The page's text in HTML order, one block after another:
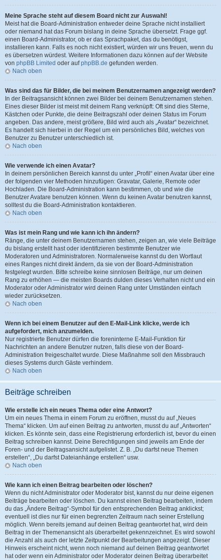
Meine Sprache steht auf diesem Board nicht zur Auswahl!
Meist hat die Board-Administration entweder deine Sprache nicht installiert
oder niemand hat das Forum bislang in deine Sprache übersetzt. Frage ggf.
einen Board-Administrator, ob er das Sprachpaket, das du benötigst,
installieren kann. Falls es noch nicht existiert, würden wir uns freuen, wenn du
es übersetzen würdest. Weitere Informationen dazu können auf der Website
von phpBB Limited oder aufphpBB.de gefunden werden.
Nach oben
Was sind das für Bilder, die bei meinem Benutzernamen angezeigt werden?
In der Beitragsansicht können zwei Bilder bei deinem Benutzernamen stehen.
Eines dieser Bilder ist meist mit deinem Rang verknüpft: Oft sind dies Sterne,
Kästchen oder Punkte, die deine Beitragszahl oder deinen Status im Forum
angeben. Das andere, meist größere, Bild wird auch als „Avatar“ bezeichnet.
Es handelt sich hierbei in der Regel um ein persönliches Bild, welches von
Benutzer zu Benutzer unterschiedlich ist.
Nach oben
Wie verwende ich einen Avatar?
In deinem persönlichen Bereich kannst du unter „Profil“ einen Avatar über eine
der folgenden vier Methoden hinzufügen: Gravatar, Galerie, Remote oder
Hochladen. Die Board-Administration kann bestimmen, ob und wie die
Benutzer Avatare benutzen können. Wenn du keinen Avatar benutzen kannst,
solltest du die Board-Administration kontaktieren.
Nach oben
Was ist mein Rang und wie kann ich ihn ändern?
Ränge, die unter deinem Benutzernamen stehen, zeigen an, wie viele Beiträge
du bislang erstellt hast oder identifizieren bestimmte Benutzer wie
Moderatoren und Administratoren. Normalerweise kannst du den Wortlaut
eines Ranges nicht direkt ändern, da sie von der Board-Administration
festgelegt wurden. Bitte schreibe keine sinnlosen Beiträge, nur um deinen
Rang zu erhöhen — die meisten Boards dulden dieses Verhalten nicht und ein
Moderator oder Administrator wird deinen Rang unter Umständen einfach
wieder zurücksetzen.
Nach oben
Wenn ich bei einem Benutzer auf den E-Mail-Link klicke, werde ich
aufgefordert, mich anzumelden.
Nur registrierte Benutzer dürfen die foreninterne E-Mail-Funktion für
Nachrichten an andere Benutzer nutzen, falls diese von der Board-
Administration freigeschaltet wurde. Diese Maßnahme soll den Missbrauch
dieses Systems durch Gäste verhindern.
Nach oben
Beiträge schreiben
Wie erstelle ich ein neues Thema oder eine Antwort?
Um ein neues Thema in einem Forum zu eröffnen, musst du auf „Neues
Thema“ klicken. Um auf einen Beitrag zu antworten, musst du auf „Antworten“
klicken. Es könnte sein, dass eine Registrierung erforderlich ist, bevor du einen
Beitrag schreiben kannst. Deine Berechtigungen sind jeweils am Ende der
Foren- und der Beitragsansicht aufgelistet. Z. B. „Du darfst neue Themen
erstellen“, „Du darfst Dateianhänge erstellen“ usw.
Nach oben
Wie kann ich einen Beitrag bearbeiten oder löschen?
Wenn du nicht Administrator oder Moderator bist, kannst du nur deine eigenen
Beiträge bearbeiten oder löschen. Du kannst einen Beitrag bearbeiten, indem
du das „Ändere Beitrag“-Symbol für den entsprechenden Beitrag anklickst;
eventuell ist dies nur für einen begrenzten Zeitraum nach seiner Erstellung
möglich. Wenn bereits jemand auf deinen Beitrag geantwortet hat, wird dein
Beitrag in der Themenansicht als überarbeitet gekennzeichnet. Es wird sowohl
die Anzahl als auch der letzte Zeitpunkt der Bearbeitungen angezeigt. Dieser
Hinweis erscheint nicht, wenn noch niemand auf deinen Beitrag geantwortet
hat oder wenn ein Administrator oder Moderator deinen Beitrag überarbeitet